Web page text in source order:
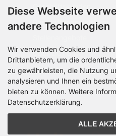
Geschäftskunden
Beschaffungsplattform
Über OCTO IT
Sitemap
PARTNER
Diese Webseite
andere Technologien
Wir verwenden Cookies und
Drittanbietern, um die
zu gewährleisten, die Nutzung
analysieren und Ihnen ein
bieten zu können. Weitere
Datenschutzerklärung.
ALLE